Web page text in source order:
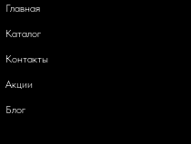
Главная
Каталог
Контакты
Акции
Блог